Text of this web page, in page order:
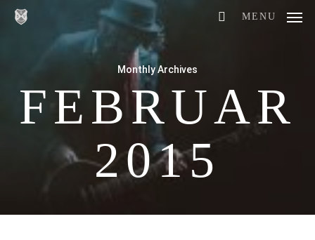
Skip
MENU
Monthly Archives
FEBRUAR
2015